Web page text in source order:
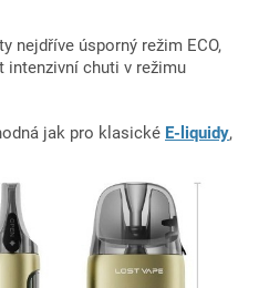
nejdříve úsporný režim ECO,
intenzivní chuti v režimu
jak pro klasické E-liquidy,